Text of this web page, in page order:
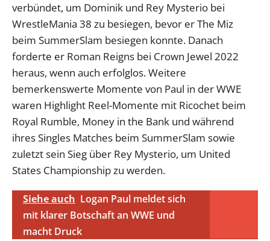
verbündet, um Dominik und Rey Mysterio bei
WrestleMania 38 zu besiegen, bevor er The Miz
beim SummerSlam besiegen konnte. Danach
forderte er Roman Reigns bei Crown Jewel 2022
heraus, wenn auch erfolglos. Weitere
bemerkenswerte Momente von Paul in der WWE
waren Highlight Reel-Momente mit Ricochet beim
Royal Rumble, Money in the Bank und während
ihres Singles Matches beim SummerSlam sowie
zuletzt sein Sieg über Rey Mysterio, um United
States Championship zu werden.
Siehe auch Logan Paul meldet sich
mit klarer Botschaft an WWE und
macht Druck